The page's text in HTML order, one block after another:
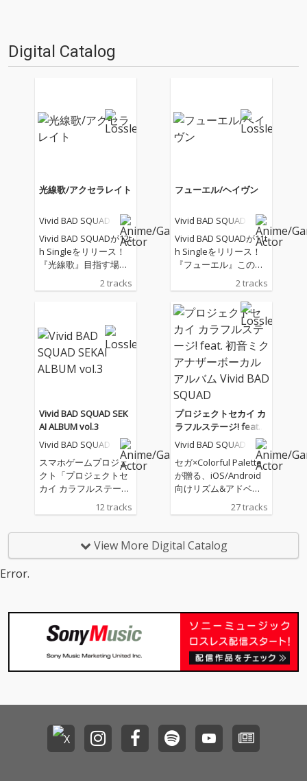
Digital Catalog
光線歌/アクセラレイト
Vivid BAD SQUAD
Vivid BAD SQUADが12t
h Singleをリリース！
『光線歌』目指す場所
は見えた。あとは駆け
上がるだけだ――私達
ナンバー、お聴きくだ
さい。『アクセラレイ
ト』“本気”でぶつかり
あうステージ――その
動のままにVivid BAD S
QUADが歌う１曲。ジ
ャケットには、へちま
さん描き下ろしイラス
トを使用。
2 tracks
フューエル/ヘイヴン
Vivid BAD SQUAD
Vivid BAD SQUADが11t
h Singleをリリース！
『フューエル』この先
に、さらなる"熱さ"の
予感があるから――オ
レは進む！世界を見据
え、再び歩み始めたViv
id BAD SQUADの1曲、
お聴きください！『ヘ
イヴン』音で繋がっ
て、あらゆる境界が溶
けて――満たされてい
く。Vivid BAD SQUAD
が送る"自由の讃歌"。
ジャケットには、狂zip
さん描き下ろしイラス
トを使用。
2 tracks
Vivid BAD SQUAD SEK
AI ALBUM vol.3
Vivid BAD SQUAD
スマホゲームプロジェ
クト「プロジェクトセ
カイ カラフルステー
ジ！ feat. 初音ミク」
よりSEKAI ALBUM vol.3
5弾はVivid BAD SQUA
D！Vivid BAD SQUAD
12 tracks
プロジェクトセカイ カ
ラフルステージ! feat.
初音ミク アナザーボー
カルアルバム Vivid BA
D SQUAD
Vivid BAD SQUAD
セガ×Colorful Palette
が贈る、iOS/Android
向けリズム&アドベン
チャー「プロジェクト
セカイ カラフルステー
り、アナザーボーカル
アルバム第3弾“Vivid B
27 tracks
View More Digital Catalog
Error.